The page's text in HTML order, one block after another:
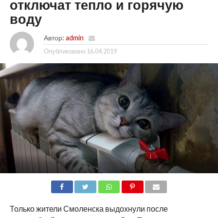
отключат тепло и горячую
воду
Автор: admin
Опубликовано 16.04.2019
Только жители Смоленска выдохнули после